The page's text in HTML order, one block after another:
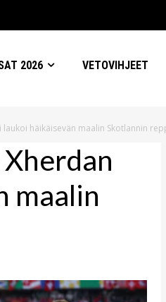
2026 VETOVIHJEET
häikäisevän maalin Skotlannin
maalin